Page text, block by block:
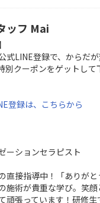
ッフ Mai
式LINE登録で、からだ
別クーポンをゲットし
登録は、こちらから
ーションセラピスト
直接指導中！「ありが
術が貴重な学び。笑
頑張っています！研修